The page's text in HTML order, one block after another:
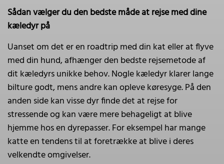
Sådan vælger du den bedste måde at rejse med dine
kæledyr på
Uanset om det er en roadtrip med din kat eller at flyve
med din hund, afhænger den bedste rejsemetode af
dit kæledyrs unikke behov. Nogle kæledyr klarer lange
bilture godt, mens andre kan opleve køresyge. På den
anden side kan visse dyr finde det at rejse for
stressende og kan være mere behageligt at blive
hjemme hos en dyrepasser. For eksempel har mange
katte en tendens til at foretrække at blive i deres
velkendte omgivelser.